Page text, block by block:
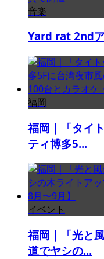
音楽
Yard rat 2nd
福岡
福岡｜「タイ
ティ博多5...
イベント
福岡｜「光と
道でヤシの...